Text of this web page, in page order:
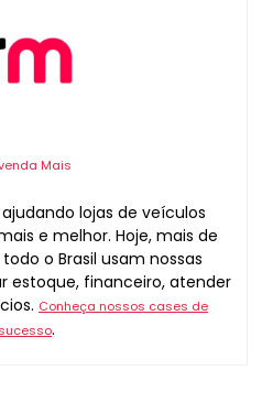
Mais
lojas de veículos
e melhor. Hoje, mais de
o Brasil usam nossas
estoque, financeiro, atender
Conheça nossos cases de
sucesso.